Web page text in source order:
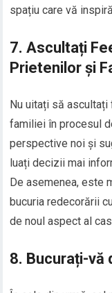
spațiu care vă
7. Ascultați
Prietenilor și
Nu uitați să
familiei în procesul
perspective noi și
luați decizii mai
De asemenea, este
bucuria redecorării
de noul aspect al
8. Bucurați-vă